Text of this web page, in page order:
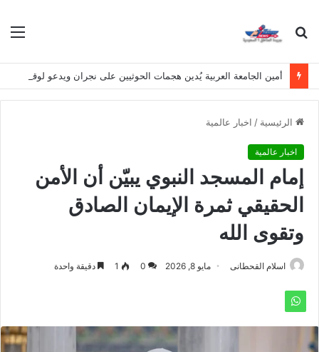
بحث
الرئيسية / اخبار عالمية
اخبار عالمية
إمام المسجد النبوي يبيّن أن الأمن
الحقيقي ثمرة الإيمان الصادق
وتقوى الله
اسلام القحطانى مايو 8, 2026 0
1 دقيقة واحدة